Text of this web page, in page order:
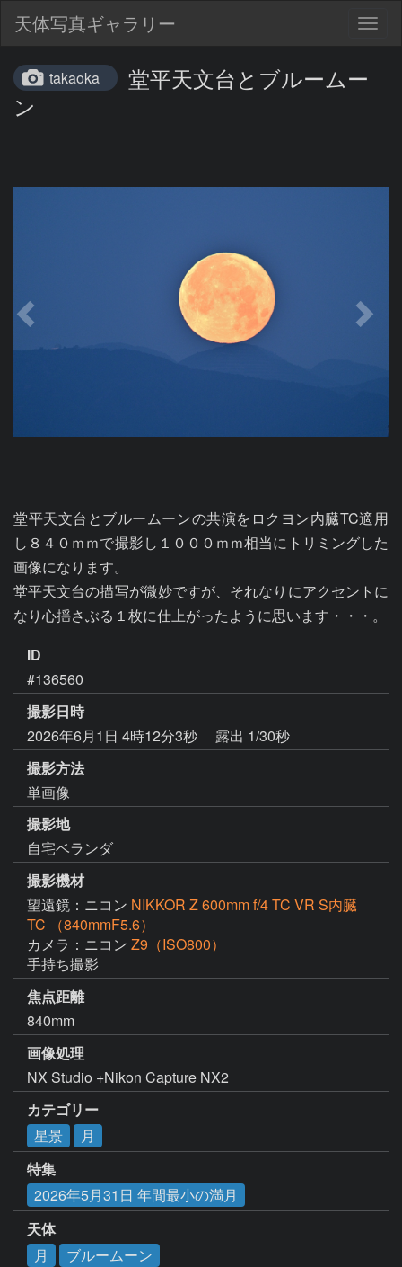
天体写真ギャラリー
takaoka
堂平天文台とブルームー
ン
堂平天文台とブルームーンの共演をロクヨン内臓TC適用
し８４０ｍｍで撮影し１０００ｍｍ相当にトリミングした
画像になります。
堂平天文台の描写が微妙ですが、それなりにアクセントに
なり心揺さぶる１枚に仕上がったように思います・・・。
ID
#136560
撮影日時
2026年6月1日 4時12分3秒
露出 1/30秒
撮影方法
単画像
撮影地
自宅ベランダ
撮影機材
望遠鏡：ニコン NIKKOR Z 600mm f/4 TC VR S内臓
TC （840mmF5.6）
カメラ：ニコン Z9（ISO800）
手持ち撮影
焦点距離
840mm
画像処理
NX Studio +Nikon Capture NX2
カテゴリー
星景
月
特集
2026年5月31日 年間最小の満月
天体
月
ブルームーン